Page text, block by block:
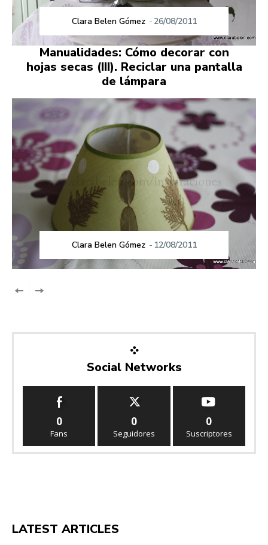
Clara Belen Gómez - 26/08/2011
Manualidades: Cómo decorar con
hojas secas (III). Reciclar una pantalla
de lámpara
Clara Belen Gómez - 12/08/2011
Social Networks
0
Fans
0
Seguidores
0
Suscriptores
LATEST ARTICLES